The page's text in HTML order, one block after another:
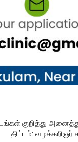
குறித்து
திட்டம்: வழக்கறிஞர்